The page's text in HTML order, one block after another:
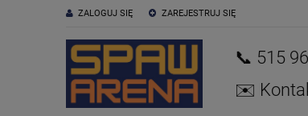
ZAREJESTRUJ SIĘ
ZALOGUJ SIĘ
📞 515
✉️